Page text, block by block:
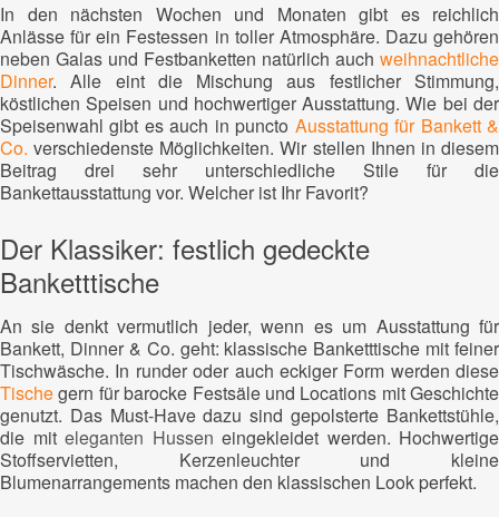
In den nächsten Wochen und Monaten gibt es reichlich
Anlässe für ein Festessen in toller Atmosphäre. Dazu gehören
neben Galas und Festbanketten natürlich auch weihnachtliche
Dinner. Alle eint die Mischung aus festlicher Stimmung,
köstlichen Speisen und hochwertiger Ausstattung. Wie bei der
Speisenwahl gibt es auch in puncto Ausstattung für Bankett &
Co. verschiedenste Möglichkeiten. Wir stellen Ihnen in diesem
Beitrag drei sehr unterschiedliche Stile für die
Bankettausstattung vor. Welcher ist Ihr Favorit?
Der Klassiker: festlich gedeckte
Banketttische
An sie denkt vermutlich jeder, wenn es um Ausstattung für
Bankett, Dinner & Co. geht: klassische Banketttische mit feiner
Tischwäsche. In runder oder auch eckiger Form werden diese
Tischegern für barocke Festsäle und Locations mit Geschichte
genutzt. Das Must-Have dazu sind gepolsterte Bankettstühle,
die mit eleganten Hussen eingekleidet werden. Hochwertige
Stoffservietten, Kerzenleuchter und kleine
Blumenarrangements machen den klassischen Look perfekt.